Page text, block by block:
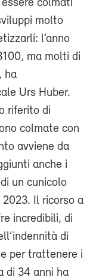
colmati
molto
l’anno
ma molti di
ha
Urs Huber.
riferito di
colmate con
avviene da
anche i
un cunicolo
Il ricorso a
incredibili, di
di
per trattenere i
di 34 anni ha